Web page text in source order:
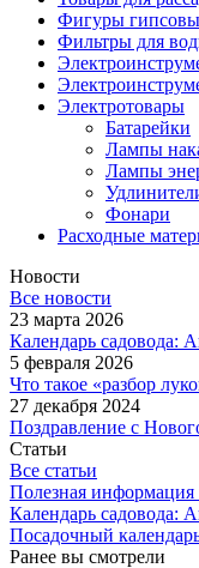
Фигуры
Фильтры для
Электротовары
Батарейки
Лампы
Лампы
Фонари
Расходные
Новости
Все новости
23 марта 2026
Календарь садовода:
5 февраля 2026
Что такое «разбор
27 декабря 2024
Поздравление с
Статьи
Все статьи
Полезная информация
Календарь садовода:
Посадочный
Ранее вы смотрели